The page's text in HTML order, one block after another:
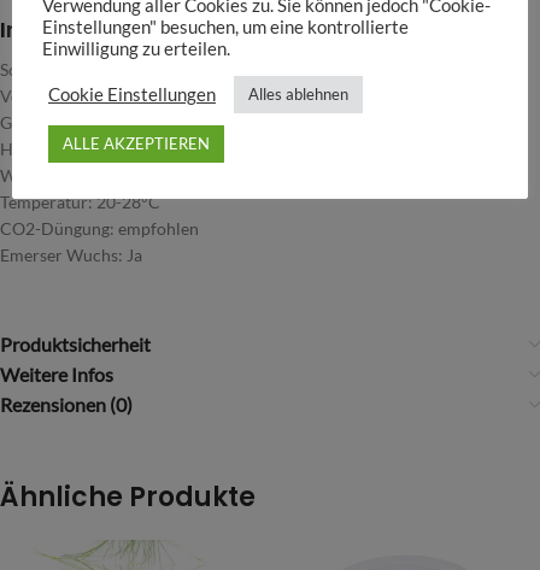
Infos
Schwierigkeitsgrad: Mittel
Verwendung: Mittel- und Hintergrund
Gestaltungstipps: ideal als solitärere Busch im Mittelgrund
Höhe: 20-30cm
Wuchsgeschwindigkeit: Moderat
Temperatur: 20-28°C
CO2-Düngung: empfohlen
Emerser Wuchs: Ja
Produktsicherheit
Weitere Infos
Rezensionen (0)
Ähnliche Produkte
Verwendung aller Cookies zu. Sie können jedoch "Cookie-
Einstellungen" besuchen, um eine kontrollierte
Einwilligung zu erteilen.
Cookie Einstellungen Alles ablehnen
ALLE AKZEPTIEREN